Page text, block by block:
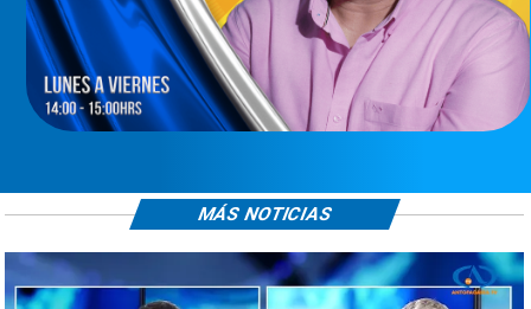
MÁS NOTICIAS